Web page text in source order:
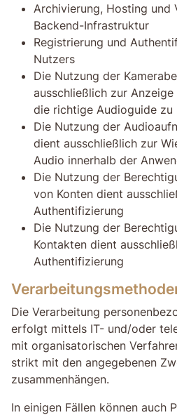
Archivierung, Hosting und
Backend-Infrastruktur
Registrierung und
Nutzers
Die Nutzung der
ausschließlich zur Anzeige
die richtige Audioguide zu
Die Nutzung der
dient ausschließlich zur
Audio innerhalb der
Die Nutzung der
von Konten dient
Authentifizierung
Die Nutzung der
Kontakten dient
Authentifizierung
Die Verarbeitung
erfolgt mittels IT- und/oder
mit organisatorischen
strikt mit den angegebenen
zusammenhängen.
In einigen Fällen können auch